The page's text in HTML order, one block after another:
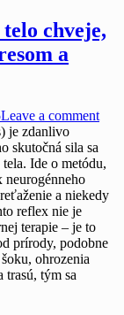
chveje,
a
Leave a comment
je zdanlivo
skutočná sila sa
Ide o metódu,
a niekedy
reflex nie je
terapie – je to
prírody, podobne
ohrozenia
trasú, tým sa